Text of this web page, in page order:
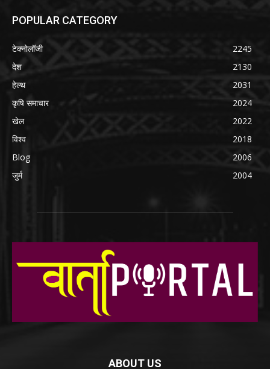
POPULAR CATEGORY
टेक्नोलॉजी
2245
देश
2130
हेल्थ
2031
कृषि समाचार
2024
खेल
2022
विश्व
2018
Blog
2006
जुर्म
2004
ABOUT US